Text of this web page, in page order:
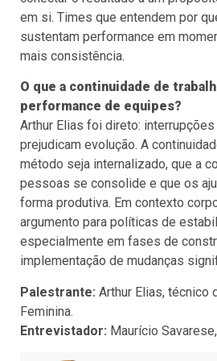
em si. Times que entendem por
sustentam performance em
mais consistência.
O que a continuidade de
performance de equipes?
Arthur Elias foi direto:
prejudicam evolução. A
método seja internalizado, que a
pessoas se consolide e que os
forma produtiva. Em contexto
argumento para políticas de
especialmente em fases de
implementação de mudanças
Palestrante: Arthur Elias, técnico
Feminina.
Entrevistador: Maurício